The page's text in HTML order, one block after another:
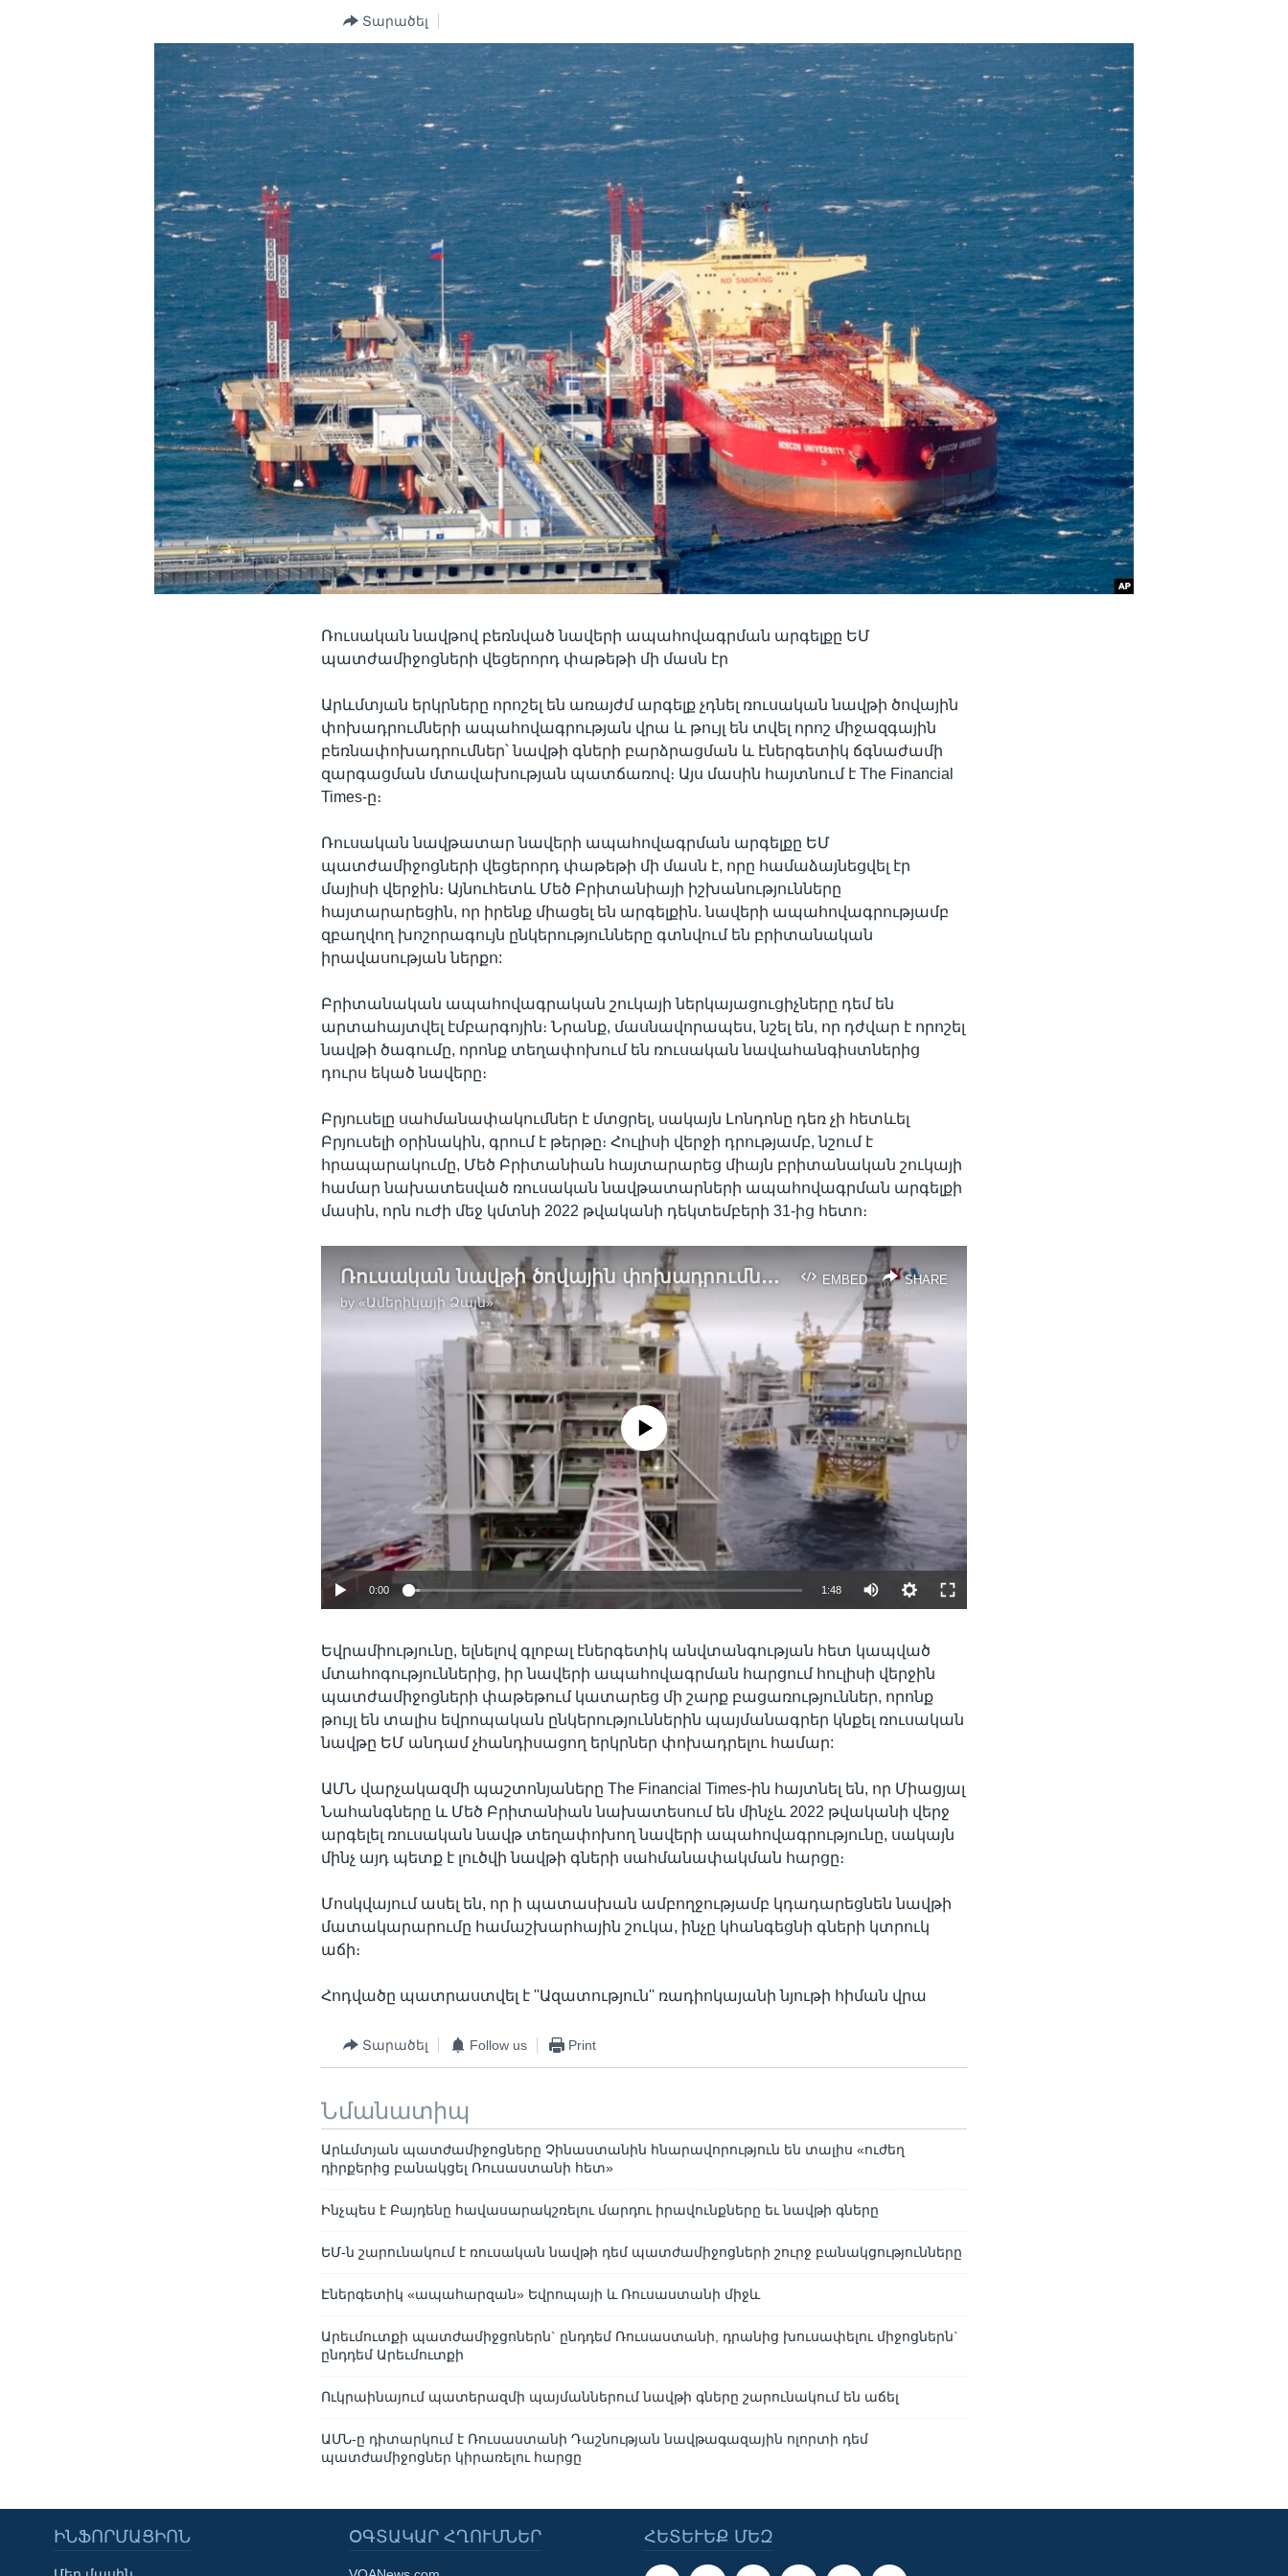
Տարածել
Ռուսական նավթով բեռնված նավերի ապահովագրման արգելքը ԵՄ
պատժամիջոցների վեցերորդ փաթեթի մի մասն էր
Արևմտյան երկրները որոշել են առայժմ արգելք չդնել ռուսական նավթի ծովային
փոխադրումների ապահովագրության վրա և թույլ են տվել որոշ միջազգային
բեռնափոխադրումներ՝ նավթի գների բարձրացման և էներգետիկ ճգնաժամի
զարգացման մտավախության պատճառով։ Այս մասին հայտնում է The Financial
Times-ը։
Ռուսական նավթատար նավերի ապահովագրման արգելքը ԵՄ
պատժամիջոցների վեցերորդ փաթեթի մի մասն է, որը համաձայնեցվել էր
մայիսի վերջին։ Այնուհետև Մեծ Բրիտանիայի իշխանությունները
հայտարարեցին, որ իրենք միացել են արգելքին. նավերի ապահովագրությամբ
զբաղվող խոշորագույն ընկերությունները գտնվում են բրիտանական
իրավասության ներքո:
Բրիտանական ապահովագրական շուկայի ներկայացուցիչները դեմ են
արտահայտվել էմբարգոյին։ Նրանք, մասնավորապես, նշել են, որ դժվար է որոշել
նավթի ծագումը, որոնք տեղափոխում են ռուսական նավահանգիստներից
դուրս եկած նավերը։
Բրյուսելը սահմանափակումներ է մտցրել, սակայն Լոնդոնը դեռ չի հետևել
Բրյուսելի օրինակին, գրում է թերթը։ Հուլիսի վերջի դրությամբ, նշում է
հրապարակումը, Մեծ Բրիտանիան հայտարարեց միայն բրիտանական շուկայի
համար նախատեսված ռուսական նավթատարների ապահովագրման արգելքի
մասին, որն ուժի մեջ կմտնի 2022 թվականի դեկտեմբերի 31-ից հետո։
EMBED SHARE
Ռուսական նավթի ծովային փոխադրումները շարունակվում են
by«Ամերիկայի Ձայն»
EMBED SHARE
No media source currently available
0:00 1:48
Եվրամիությունը, ելնելով գլոբալ էներգետիկ անվտանգության հետ կապված
մտահոգություններից, իր նավերի ապահովագրման հարցում հուլիսի վերջին
պատժամիջոցների փաթեթում կատարեց մի շարք բացառություններ, որոնք
թույլ են տալիս եվրոպական ընկերություններին պայմանագրեր կնքել ռուսական
նավթը ԵՄ անդամ չհանդիսացող երկրներ փոխադրելու համար:
ԱՄՆ վարչակազմի պաշտոնյաները The Financial Times-ին հայտնել են, որ Միացյալ
Նահանգները և Մեծ Բրիտանիան նախատեսում են մինչև 2022 թվականի վերջ
արգելել ռուսական նավթ տեղափոխող նավերի ապահովագրությունը, սակայն
մինչ այդ պետք է լուծվի նավթի գների սահմանափակման հարցը։
Մոսկվայում ասել են, որ ի պատասխան ամբողջությամբ կդադարեցնեն նավթի
մատակարարումը համաշխարհային շուկա, ինչը կհանգեցնի գների կտրուկ
աճի։
Հոդվածը պատրաստվել է ''Ազատություն'' ռադիոկայանի նյութի հիման վրա
Տարածել Follow us Print
Նմանատիպ
Արևմտյան պատժամիջոցները Չինաստանին հնարավորություն են տալիս «ուժեղ
դիրքերից բանակցել Ռուսաստանի հետ»
Ինչպես է Բայդենը հավասարակշռելու մարդու իրավունքները եւ նավթի գները
ԵՄ-ն շարունակում է ռուսական նավթի դեմ պատժամիջոցների շուրջ բանակցությունները
Էներգետիկ «ապահարզան» Եվրոպայի և Ռուսաստանի միջև
Արեւմուտքի պատժամիջցոներն` ընդդեմ Ռուսաստանի, դրանից խուսափելու միջոցներն`
ընդդեմ Արեւմուտքի
Ուկրաինայում պատերազմի պայմաններում նավթի գները շարունակում են աճել
ԱՄՆ-ը դիտարկում է Ռուսաստանի Դաշնության նավթագազային ոլորտի դեմ
պատժամիջոցներ կիրառելու հարցը
ՀԵՏԵՒԵՔ ՄԵԶ
ԻՆՖՈՐՄԱՑԻՈՆ ՕԳՏԱԿԱՐ ՀՂՈՒՄՆԵՐ